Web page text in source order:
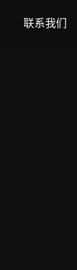
联系我们